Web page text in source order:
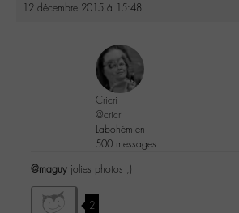
12 décembre 2015 à 15:48
Cricri
@cricri
Labohémien
500 messages
@maguy jolies photos ;)
2